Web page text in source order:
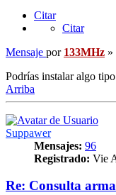
Citar
Citar
Mensaje por 133MHz »
Podrías instalar algo tipo
Arriba
Suppawer
Mensajes: 96
Registrado: Vie
Re: Consulta